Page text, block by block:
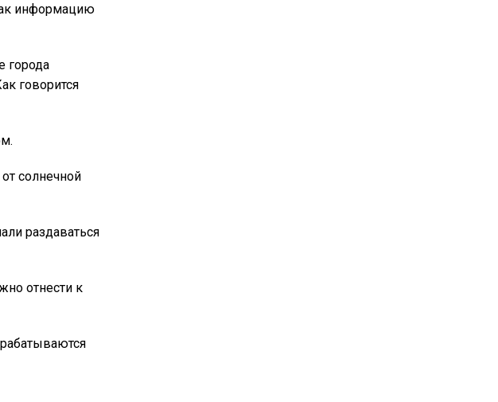
информацию
города
говорится
солнечной
раздаваться
отнести к